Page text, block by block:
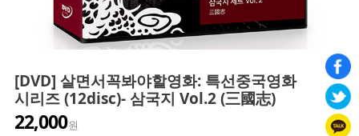
[DVD] 살면서꼭봐야할영화: 특선중국영화
시리즈 (12disc)- 삼국지 Vol.2 (三國志)
22,000원